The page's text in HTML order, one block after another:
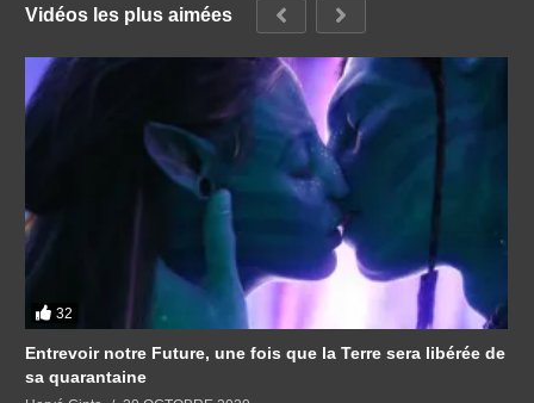
Vidéos les plus aimées
32
Entrevoir notre Future, une fois que la Terre sera libérée de
sa quarantaine